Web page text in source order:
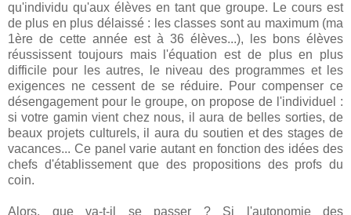
qu'individu qu'aux élèves en tant que groupe. Le cours est
de plus en plus délaissé : les classes sont au maximum (ma
1ère de cette année est à 36 élèves...), les bons élèves
réussissent toujours mais l'équation est de plus en plus
difficile pour les autres, le niveau des programmes et les
exigences ne cessent de se réduire. Pour compenser ce
désengagement pour le groupe, on propose de l'individuel :
si votre gamin vient chez nous, il aura de belles sorties, de
beaux projets culturels, il aura du soutien et des stages de
vacances... Ce panel varie autant en fonction des idées des
chefs d'établissement que des propositions des profs du
coin.
Alors, que va-t-il se passer ? Si l'autonomie des